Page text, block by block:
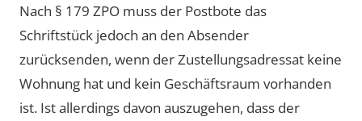
Nach § 179 ZPO muss der Postbote das
Schriftstück jedoch an den Absender
zurücksenden, wenn der Zustellungsadressat keine
Wohnung hat und kein Geschäftsraum vorhanden
ist. Ist allerdings davon auszugehen, dass der